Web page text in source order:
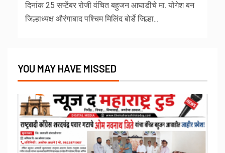
दिनांक 25 सप्टेंबर रोजी वंचित बहुजन आघाडीचे मा. योगेश बन
जिल्हाध्यक्ष औरंगाबाद पश्चिम मिलिंद बोर्डे जिल्हा...
YOU MAY HAVE MISSED